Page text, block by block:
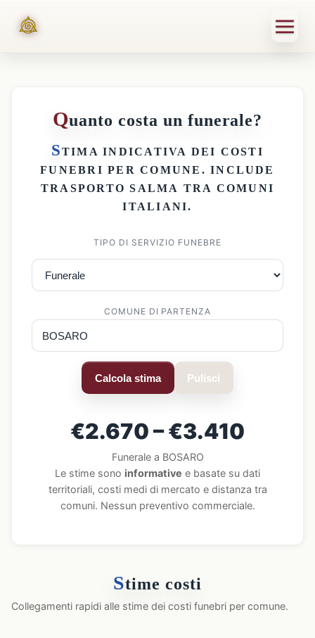
Quanto costa un funerale?
STIMA INDICATIVA DEI COSTI
FUNEBRI PER COMUNE . INCLUDE
TRASPORTO SALMA TRA COMUNI
ITALIANI.
TIPO DI SERVIZIO FUNEBRE
COMUNE DI PARTENZA
Calcola stima Pulisci
€2.670 – €3.410
Funerale a BOSARO
Le stime sono informative e basate su dati
territoriali, costi medi di mercato e distanza tra
comuni. Nessun preventivo commerciale.
Stime costi
Collegamenti rapidi alle stime dei costi funebri per comune.